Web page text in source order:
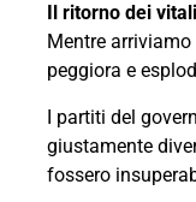
Il ritorno dei
Mentre
peggiora e
I partiti del
giustamente
fossero